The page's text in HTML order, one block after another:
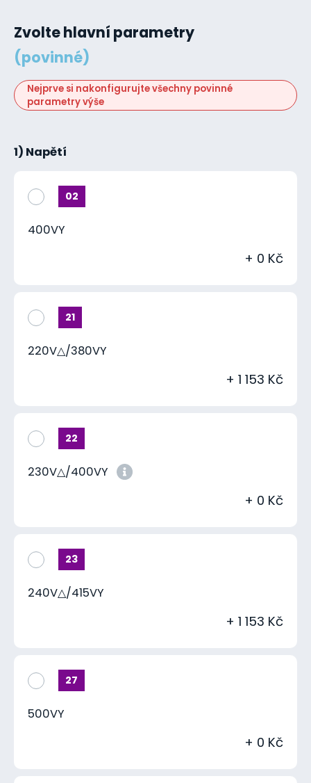
Zvolte hlavní parametry
(povinné)
Nejprve si nakonfigurujte všechny povinné
parametry výše
1) Napětí
02
400VY
+ 0 Kč
21
220V△/380VY
+ 1 153 Kč
22
230V△/400VY
+ 0 Kč
23
240V△/415VY
+ 1 153 Kč
27
500VY
+ 0 Kč